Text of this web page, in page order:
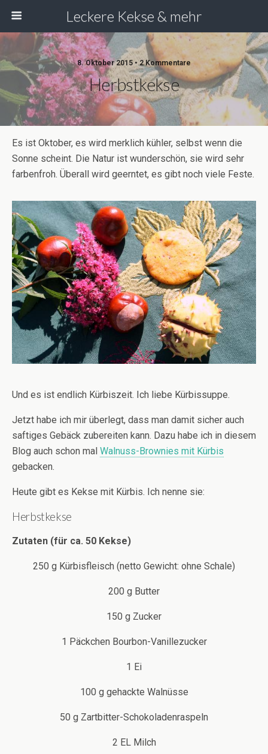
Leckere Kekse & mehr
8. Oktober 2015 • 2 Kommentare
Herbstkekse
Es ist Oktober, es wird merklich kühler, selbst wenn die
Sonne scheint. Die Natur ist wunderschön, sie wird sehr
farbenfroh. Überall wird geerntet, es gibt noch viele Feste.
Und es ist endlich Kürbiszeit. Ich liebe Kürbissuppe.
Jetzt habe ich mir überlegt, dass man damit sicher auch
saftiges Gebäck zubereiten kann. Dazu habe ich in diesem
Blog auch schon mal Walnuss-Brownies mit Kürbis
gebacken.
Heute gibt es Kekse mit Kürbis. Ich nenne sie:
Herbstkekse
Zutaten (für ca. 50 Kekse)
250 g Kürbisfleisch (netto Gewicht: ohne Schale)
200 g Butter
150 g Zucker
1 Päckchen Bourbon-Vanillezucker
1 Ei
100 g gehackte Walnüsse
50 g Zartbitter-Schokoladenraspeln
2 EL Milch